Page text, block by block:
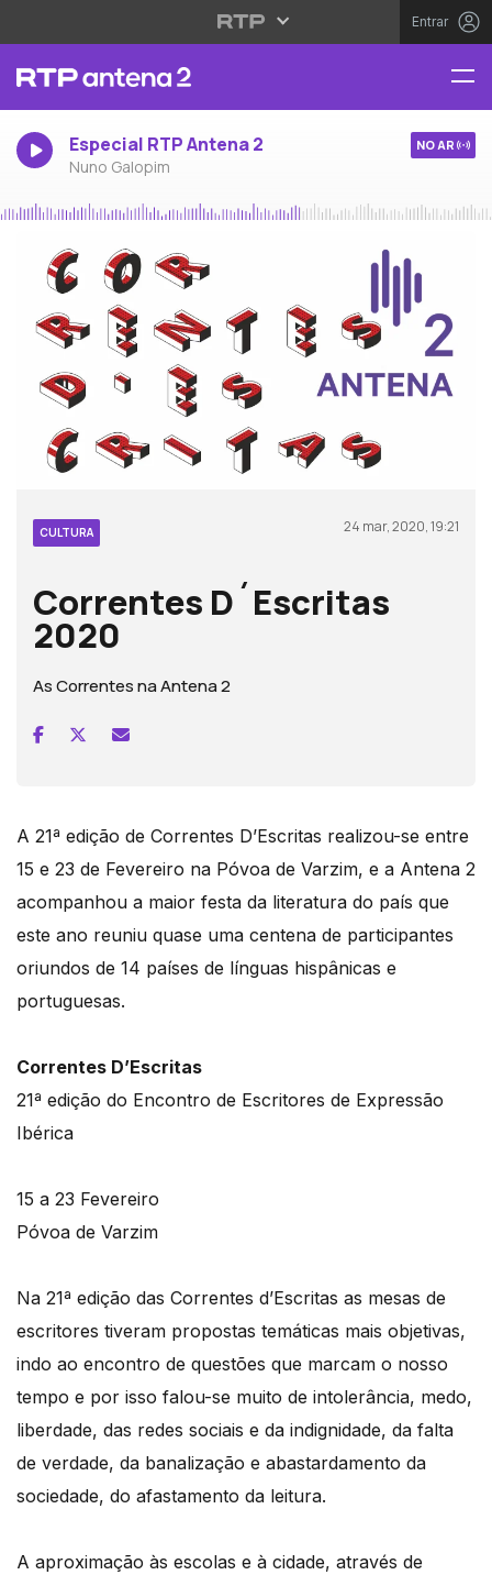
Entrar
Especial RTP Antena 2
Nuno Galopim
NO AR
CULTURA 24 mar, 2020, 19:21
Correntes D´Escritas
2020
As Correntes na Antena 2
A 21ª edição de Correntes D’Escritas realizou-se entre
15 e 23 de Fevereiro na Póvoa de Varzim, e a Antena 2
acompanhou a maior festa da literatura do país que
este ano reuniu quase uma centena de participantes
oriundos de 14 países de línguas hispânicas e
portuguesas.
Correntes D’Escritas
21ª edição do Encontro de Escritores de Expressão
Ibérica
15 a 23 Fevereiro
Póvoa de Varzim
Na 21ª edição das Correntes d’Escritas as mesas de
escritores tiveram propostas temáticas mais objetivas,
indo ao encontro de questões que marcam o nosso
tempo e por isso falou-se muito de intolerância, medo,
liberdade, das redes sociais e da indignidade, da falta
de verdade, da banalização e abastardamento da
sociedade, do afastamento da leitura.
A aproximação às escolas e à cidade, através de